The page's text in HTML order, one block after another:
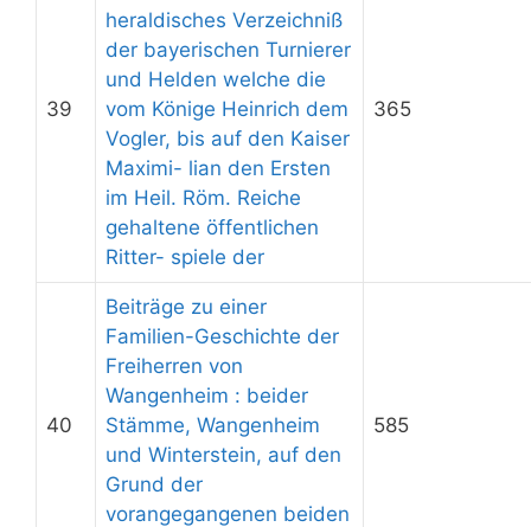
39
heraldisches Verzeichniß
der bayerischen Turnierer
und Helden welche die
vom Könige Heinrich dem
Vogler, bis auf den Kaiser
Maximi- lian den Ersten
im Heil. Röm. Reiche
gehaltene öffentlichen
Ritter- spiele der
365
40
Beiträge zu einer
Familien-Geschichte der
Freiherren von
Wangenheim : beider
Stämme, Wangenheim
und Winterstein, auf den
Grund der
vorangegangenen beiden
585